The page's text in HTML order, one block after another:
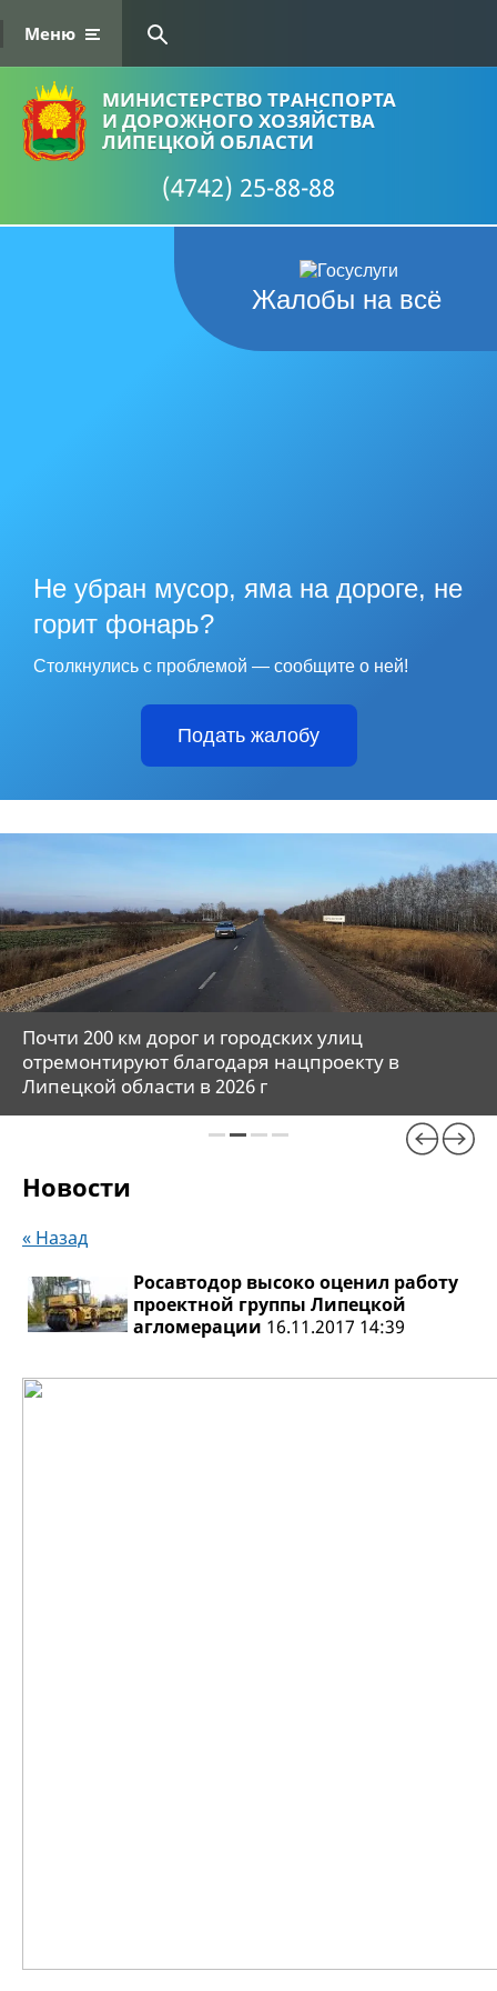
Меню
МИНИСТЕРСТВО ТРАНСПОРТА
И ДОРОЖНОГО ХОЗЯЙСТВА
ЛИПЕЦКОЙ ОБЛАСТИ
(4742) 25-88-88
Жалобы на всё
Не убран мусор, яма на дороге, не
горит фонарь?
Столкнулись с проблемой — сообщите о ней!
Подать жалобу
Почти 200 км дорог и городских улиц
отремонтируют благодаря нацпроекту в
Липецкой области в 2026 г
Новости
« Назад
Росавтодор высоко оценил работу
проектной группы Липецкой
агломерации 16.11.2017 14:39